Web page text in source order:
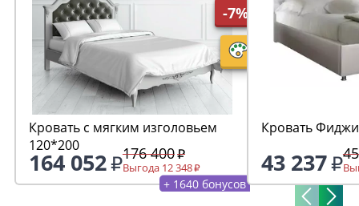
-7%
Кровать с мягким изголовьем
120*200
164 052 176 400
Выгода 12 348
+ 1640 бонусов
Кровать
43 237